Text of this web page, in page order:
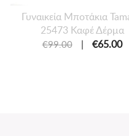
Γυναικεία Mποτάκια
25473 Καφέ Δέρμα
€99.00 | €65.00